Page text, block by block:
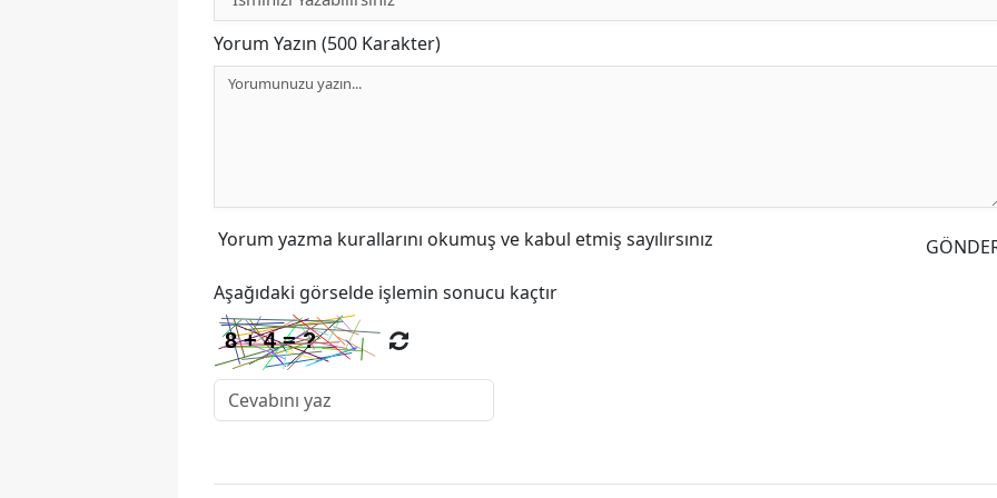
Yorum Yazın (500 Karakter)
Yorum yazma kurallarını okumuş ve kabul etmiş sayılırsınız
Aşağıdaki görselde işlemin sonucu kaçtır